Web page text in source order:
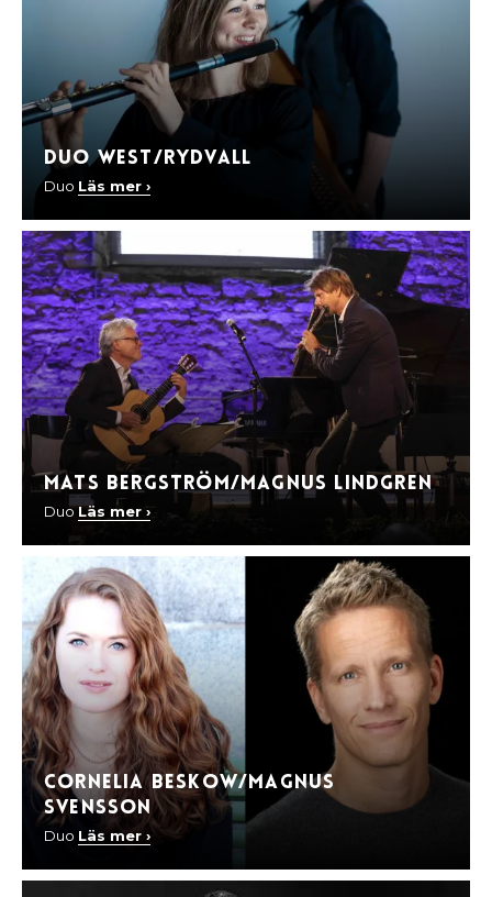
Duo West/Rydvall
Duo Läs mer ›
Mats Bergström/Magnus Lindgren
DuoLäs mer ›
Cornelia Beskow/Magnus
Svensson
Duo Läs mer ›